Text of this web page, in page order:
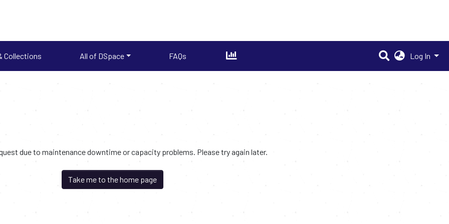
Collections All of DSpace FAQs Log In
due to maintenance downtime or capacity problems. Please try again later.
Take me to the home page